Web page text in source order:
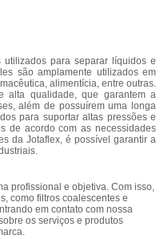
utilizados para separar líquidos e
são amplamente utilizados em
alimentícia, entre outras.
alta qualidade, que garantem a
além de possuírem uma longa
para suportar altas pressões e
de acordo com as necessidades
da Jotaflex, é possível garantir a
profissional e objetiva. Com isso,
como filtros coalescentes e
em contato com nossa
os serviços e produtos